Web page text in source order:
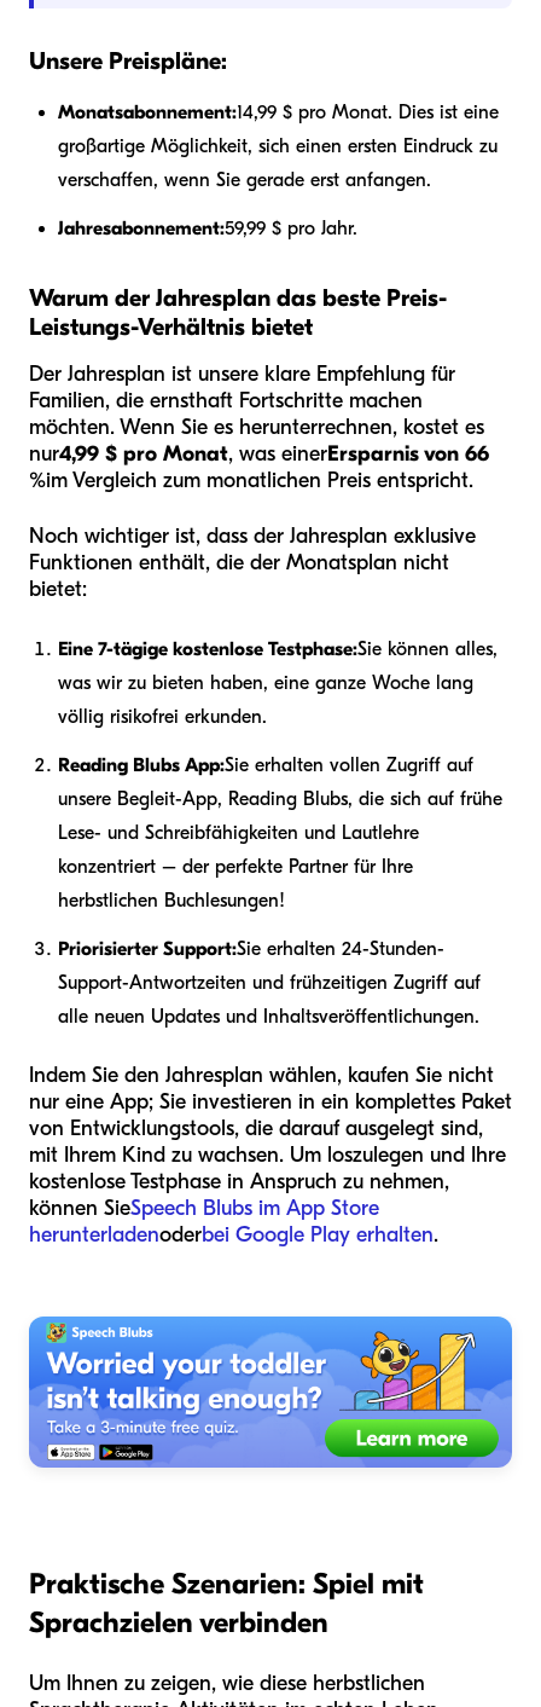
Unsere Preispläne:
Monatsabonnement:14,99 $ pro Monat. Dies ist eine
großartige Möglichkeit, sich einen ersten Eindruck zu
verschaffen, wenn Sie gerade erst anfangen.
Jahresabonnement:59,99 $ pro Jahr.
Warum der Jahresplan das beste Preis-
Leistungs-Verhältnis bietet
Der Jahresplan ist unsere klare Empfehlung für
Familien, die ernsthaft Fortschritte machen
möchten. Wenn Sie es herunterrechnen, kostet es
nur4,99 $ pro Monat, was einerErsparnis von 66
%im Vergleich zum monatlichen Preis entspricht.
Noch wichtiger ist, dass der Jahresplan exklusive
Funktionen enthält, die der Monatsplan nicht
bietet:
Eine 7-tägige kostenlose Testphase:Sie können alles,
was wir zu bieten haben, eine ganze Woche lang
völlig risikofrei erkunden.
Reading Blubs App:Sie erhalten vollen Zugriff auf
unsere Begleit-App, Reading Blubs, die sich auf frühe
Lese- und Schreibfähigkeiten und Lautlehre
konzentriert – der perfekte Partner für Ihre
herbstlichen Buchlesungen!
Priorisierter Support:Sie erhalten 24-Stunden-
Support-Antwortzeiten und frühzeitigen Zugriff auf
alle neuen Updates und Inhaltsveröffentlichungen.
Indem Sie den Jahresplan wählen, kaufen Sie nicht
nur eine App; Sie investieren in ein komplettes Paket
von Entwicklungstools, die darauf ausgelegt sind,
mit Ihrem Kind zu wachsen. Um loszulegen und Ihre
kostenlose Testphase in Anspruch zu nehmen,
können SieSpeech Blubs im App Store
herunterladenoderbei Google Play erhalten.
Praktische Szenarien: Spiel mit
Sprachzielen verbinden
Um Ihnen zu zeigen, wie diese herbstlichen